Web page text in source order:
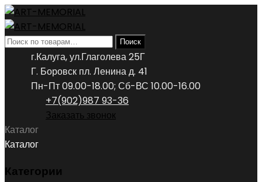
Искать: Поиск
г.Калуга, ул.Глаголева 25Г
Г. Боровск пл. Ленина д. 41
Пн-Пт 09.00-18.00; Сб-ВС 10.00-16.00
+7(902)987 93-36
Заказать звонок
Каталог
Каталог
Категории